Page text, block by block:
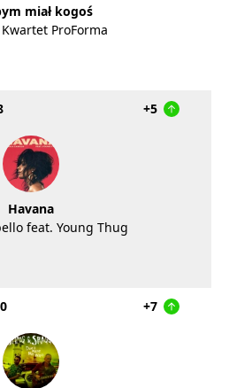
miał kogoś
ProForma
+5
Havana
feat. Young Thug
+7